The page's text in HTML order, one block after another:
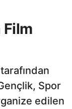
Film
Spor
edilen